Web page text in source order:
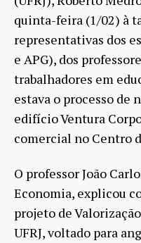
quinta-feira (1/02) à
representativas dos
e APG), dos
trabalhadores em
estava o processo de
edifício Ventura
comercial no Centro
O professor João
Economia, explicou
projeto de
UFRJ, voltado para